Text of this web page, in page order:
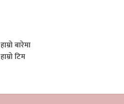
हाम्राे बारेमा
हाम्राे टिम